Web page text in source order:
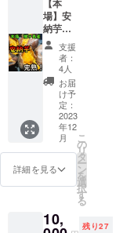
が3分の１…
肥料、燃料
費高騰によ
り経費だけ
があがり貯
金を切り詰
めているの
が現状で
す。
諸事情によ
りその際に
かと思
いま
す。 #
味：収
穫して
から完
熟する
まで1ヵ
月間
じっく
り寝か
したの
で焼く
だけで
さと
ナ10
本 原
産地：
種子島
品種：
グロス
ミシェ
ル種 保
存方
法：夏
場は痛
み安い
為緑色
の状態
着後ビ
【本
場】安
納芋紅
5kg 完
熟！
ねっと
り！
【種子
島産】
＆幸運
の猫
ちゃん
の写真
付きお
礼の
メール
選択し
たサイ
支援
者：
4人
お届
け予
定：
2023
年12
月
詳細を見る
こ
の
リ
タ
ー
ン
を
選
択
す
る
10, 残り27